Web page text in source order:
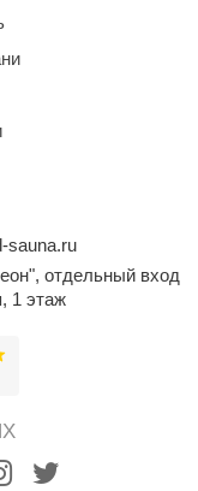
sauna.ru
отдельный вход
1 этаж